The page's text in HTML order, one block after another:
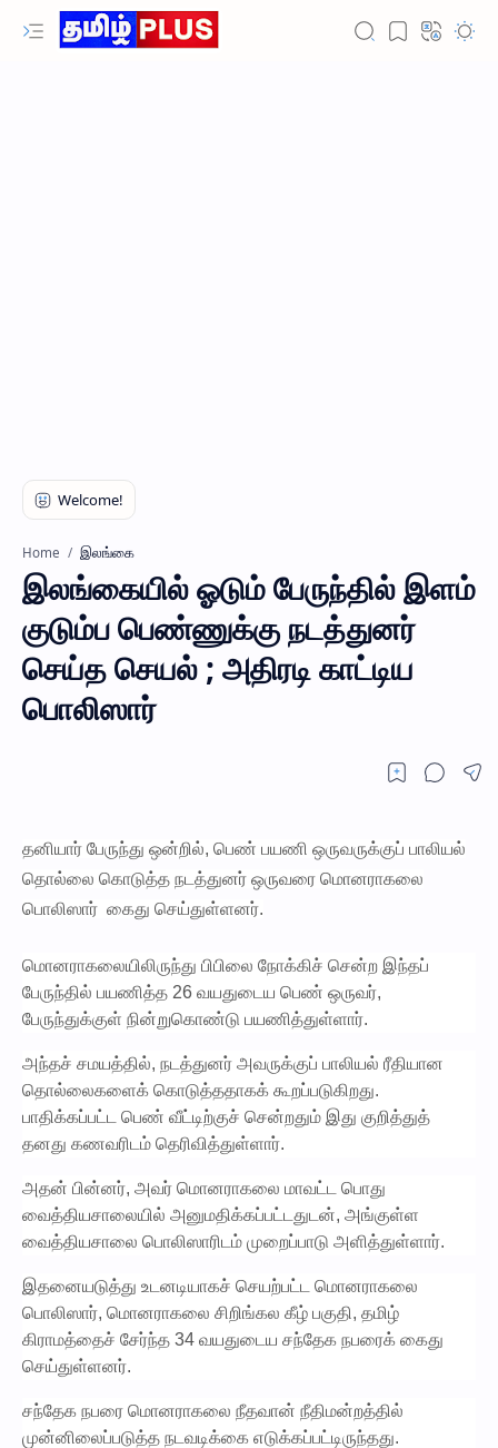
Home இலங்கை
இலங்கையில் ஓடும் பேருந்தில் இளம்
குடும்ப பெண்ணுக்கு நடத்துனர்
செய்த செயல் ; அதிரடி காட்டிய
பொலிஸார்
தனியார் பேருந்து ஒன்றில், பெண் பயணி ஒருவருக்குப் பாலியல்
தொல்லை கொடுத்த நடத்துனர் ஒருவரை மொனராகலை
பொலிஸார் கைது செய்துள்ளனர்.
மொனராகலையிலிருந்து பிபிலை நோக்கிச் சென்ற இந்தப்
பேருந்தில் பயணித்த 26 வயதுடைய பெண் ஒருவர்,
பேருந்துக்குள் நின்றுகொண்டு பயணித்துள்ளார்.
அந்தச் சமயத்தில், நடத்துனர் அவருக்குப் பாலியல் ரீதியான
தொல்லைகளைக் கொடுத்ததாகக் கூறப்படுகிறது.
பாதிக்கப்பட்ட பெண் வீட்டிற்குச் சென்றதும் இது குறித்துத்
தனது கணவரிடம் தெரிவித்துள்ளார்.
அதன் பின்னர், அவர் மொனராகலை மாவட்ட பொது
வைத்தியசாலையில் அனுமதிக்கப்பட்டதுடன், அங்குள்ள
வைத்தியசாலை பொலிஸாரிடம் முறைப்பாடு அளித்துள்ளார்.
இதனையடுத்து உடனடியாகச் செயற்பட்ட மொனராகலை
பொலிஸார், மொனராகலை சிறிங்கல கீழ் பகுதி, தமிழ்
கிராமத்தைச் சேர்ந்த 34 வயதுடைய சந்தேக நபரைக் கைது
செய்துள்ளனர்.
சந்தேக நபரை மொனராகலை நீதவான் நீதிமன்றத்தில்
முன்னிலைப்படுத்த நடவடிக்கை எடுக்கப்பட்டிருந்தது.